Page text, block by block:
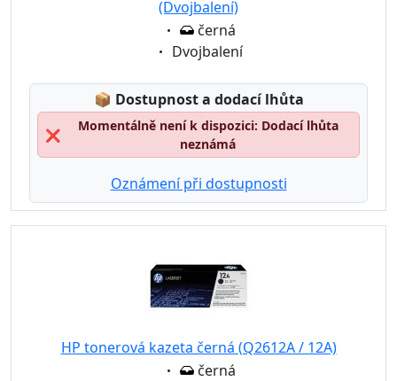
(Dvojbalení)
Eigenschaft:
černá
Eigenschaft:
Dvojbalení
📦 Lagerstatus:
Dostupnost a dodací lhůta
❌
Momentálně není k dispozici: Dodací lhůta
neznámá
Oznámení při dostupnosti
HP tonerová kazeta černá (Q2612A / 12A)
Eigenschaft:
černá